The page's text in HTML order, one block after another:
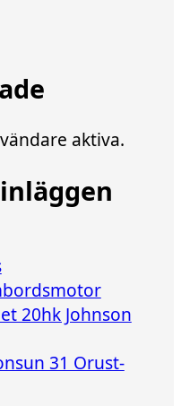
aktiva.
20hk Johnson
31 Orust-